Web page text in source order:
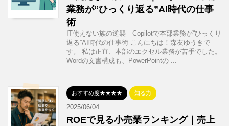
業務が“ひっくり返る”AI時代の仕事
術
IT使えない族の逆襲｜Copilotで本部業務が“ひっくり
返る”AI時代の仕事術 こんにちは！森友ゆうきで
す。 私は正直、本部のエクセル業務が苦手でした。
Wordの文書構成も、PowerPointの ...
おすすめ度★★★★ 知る力
2025/06/04
ROEで見る小売業ランキング｜売上